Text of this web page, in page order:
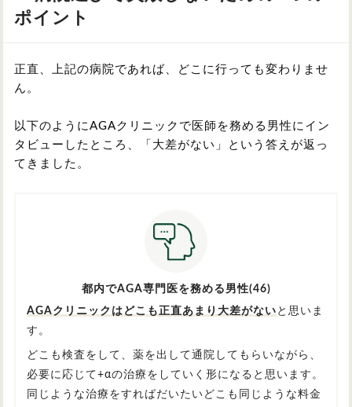
ポイント
正直、上記の病院であれば、どこに行っても変わりませ
ん。
以下のようにAGAクリニックで医師を務める男性にイン
タビューしたところ、「大差がない」という答えが返っ
てきました。
都内でAGA専門医を務める男性(46)
AGAクリニックはどこも正直あまり大差がない と思いま
す。
どこも検査をして、薬を出して通院してもらいながら、
必要に応じて+αの治療をしていく形になると思います。
同じような治療をすればだいたいどこも同じような料金